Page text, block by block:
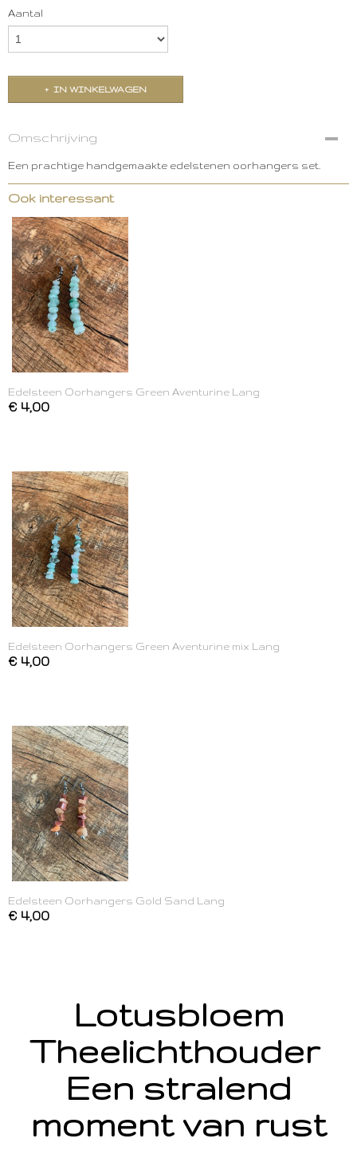
Aantal
IN WINKELWAGEN
Omschrijving
Een prachtige handgemaakte edelstenen oorhangers set.
Ook interessant
Edelsteen Oorhangers Green Aventurine Lang
€ 4,00
Edelsteen Oorhangers Green Aventurine mix Lang
€ 4,00
Edelsteen Oorhangers Gold Sand Lang
€ 4,00
Lotusbloem
Theelichthouder
Een stralend
moment van rust